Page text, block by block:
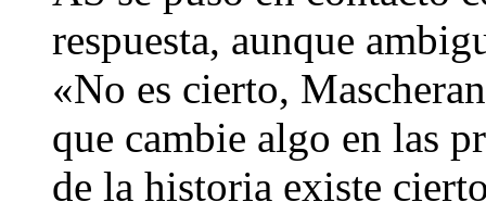
respuesta, aunque
«No es cierto,
que cambie algo en las
de la historia existe